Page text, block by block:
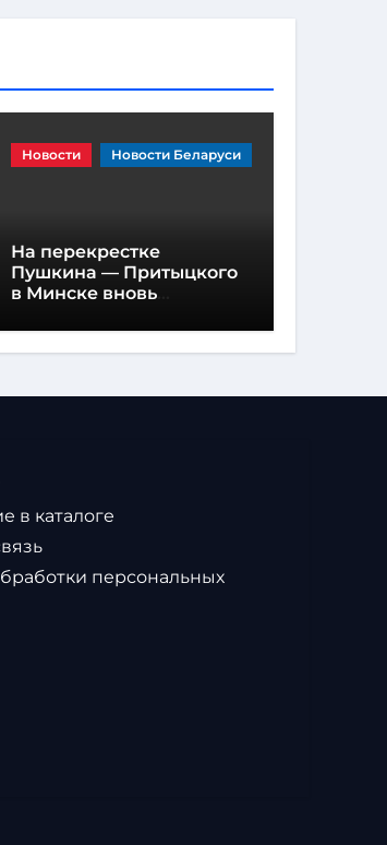
Новости Новости Беларуси
На перекрестке
Пушкина — Притыцкого
в Минске вновь
разметка
в каталоге
персональных